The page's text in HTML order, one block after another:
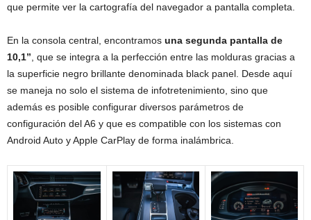
que permite ver la cartografía del navegador a pantalla completa.
En la consola central, encontramos una segunda pantalla de
10,1” , que se integra a la perfección entre las molduras gracias a
la superficie negro brillante denominada black panel. Desde aquí
se maneja no solo el sistema de infotretenimiento, sino que
además es posible configurar diversos parámetros de
configuración del A6 y que es compatible con los sistemas con
Android Auto y Apple CarPlay de forma inalámbrica.